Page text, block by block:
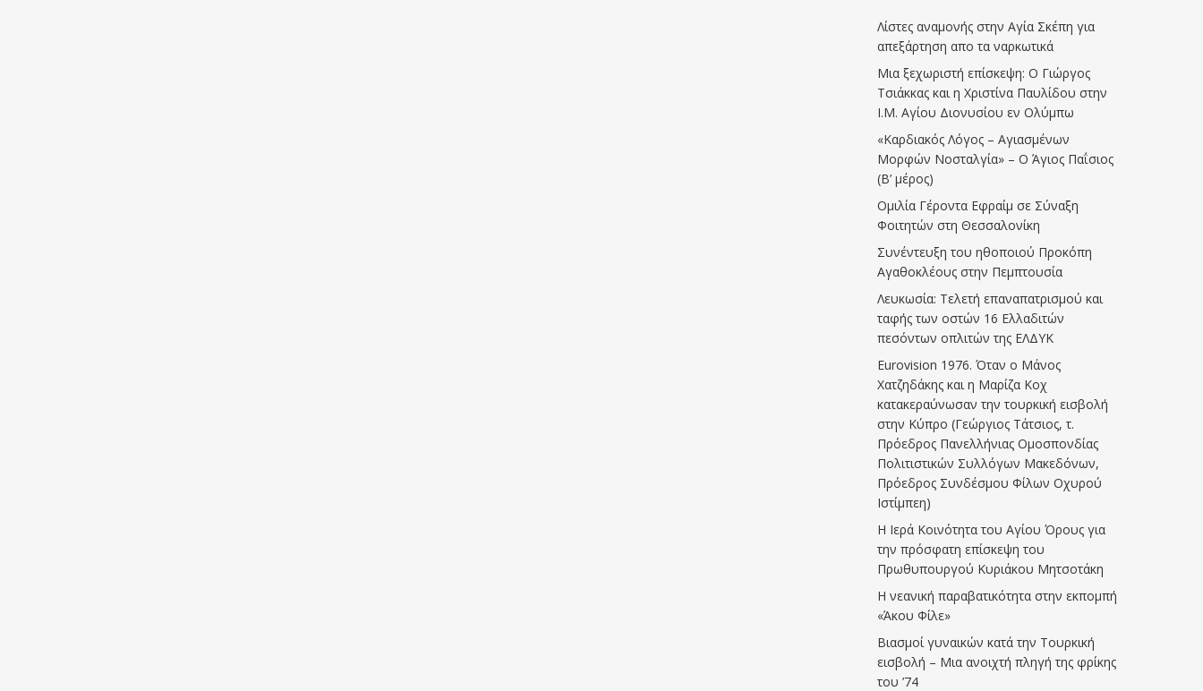
Λίστες αναμονής στην Αγία Σκέπη για
απεξάρτηση απο τα ναρκωτικά
Μια ξεχωριστή επίσκεψη: Ο Γιώργος
Τσιάκκας και η Χριστίνα Παυλίδου στην
Ι.Μ. Αγίου Διονυσίου εν Ολύμπω
«Καρδιακός Λόγος – Αγιασμένων
Μορφών Νοσταλγία» – Ο Άγιος Παΐσιος
(Β’ μέρος)
Ομιλία Γέροντα Εφραίμ σε Σύναξη
Φοιτητών στη Θεσσαλονίκη
Συνέντευξη του ηθοποιού Προκόπη
Αγαθοκλέους στην Πεμπτουσία
Λευκωσία: Τελετή επαναπατρισμού και
ταφής των οστών 16 Ελλαδιτών
πεσόντων οπλιτών της ΕΛΔΥΚ
Eurovision 1976. Όταν ο Μάνος
Χατζηδάκης και η Μαρίζα Κοχ
κατακεραύνωσαν την τουρκική εισβολή
στην Κύπρο (Γεώργιος Τάτσιος, τ.
Πρόεδρος Πανελλήνιας Ομοσπονδίας
Πολιτιστικών Συλλόγων Μακεδόνων,
Πρόεδρος Συνδέσμου Φίλων Οχυρού
Ιστίμπεη)
Η Ιερά Κοινότητα του Αγίου Όρους για
την πρόσφατη επίσκεψη του
Πρωθυπουργού Κυριάκου Μητσοτάκη
Η νεανική παραβατικότητα στην εκπομπή
«Άκου Φίλε»
Βιασμοί γυναικών κατά την Τουρκική
εισβολή – Μια ανοιχτή πληγή της φρίκης
του ’74